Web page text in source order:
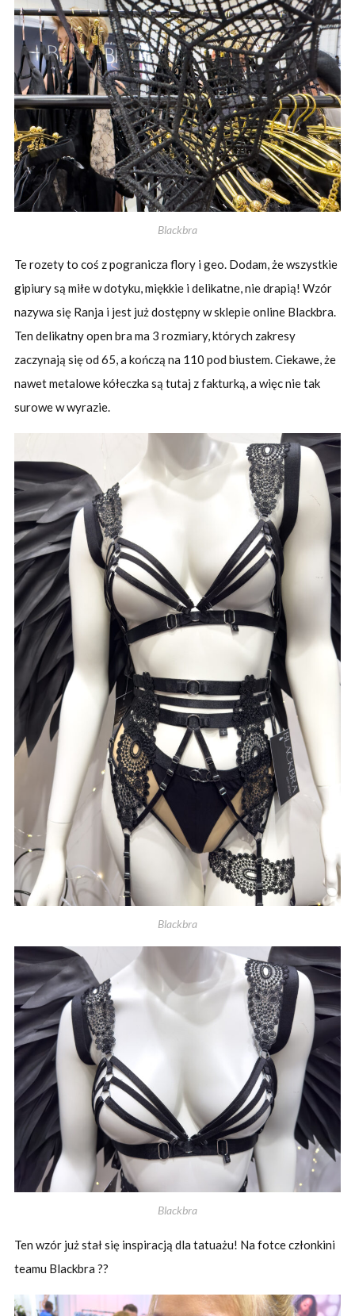
Blackbra
Te rozety to coś z pogranicza flory i geo. Dodam, że wszystkie
gipiury są miłe w dotyku, miękkie i delikatne, nie drapią! Wzór
nazywa się Ranja i jest już dostępny w sklepie online Blackbra.
Ten delikatny open bra ma 3 rozmiary, których zakresy
zaczynają się od 65, a kończą na 110 pod biustem. Ciekawe, że
nawet metalowe kółeczka są tutaj z fakturką, a więc nie tak
surowe w wyrazie.
Blackbra
Blackbra
Ten wzór już stał się inspiracją dla tatuażu! Na fotce członkini
teamu Blackbra ??